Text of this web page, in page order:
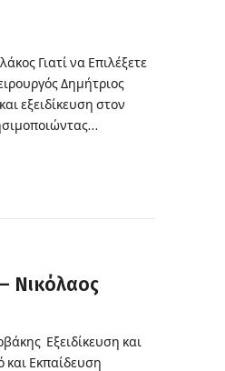
Γιατί να Επιλέξετε
Δημήτριος
εξειδίκευση στον
Νικόλαος
Εξειδίκευση και
και Εκπαίδευση